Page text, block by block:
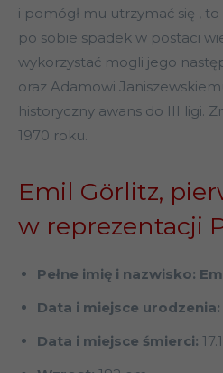
i pomógł mu utrzymać się , to
po sobie spadek w postaci
wykorzystać mogli jego
oraz Adamowi
historyczny awans do III ligi.
1970 roku.
Emil Görlitz,
w reprezentacji
Pełne imię i nazwisko:
Data i miejsce urodzenia:
Data i miejsce śmierci: